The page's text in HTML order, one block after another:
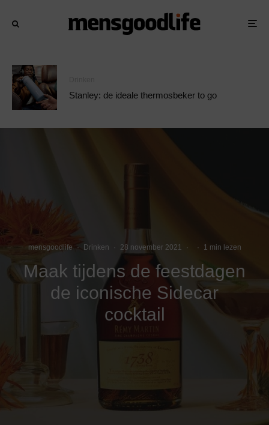
Stanley: de ideale thermosbeker to go
mensgoodlife · Drinken · 28 november 2021 · · 1 min lezen
Maak tijdens de feestdagen
de iconische Sidecar
cocktail